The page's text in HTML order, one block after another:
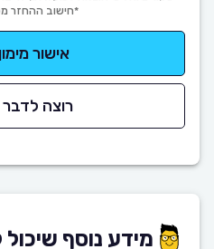
*חישוב ההחזר
אישור
רוצה לדבר
מידע נוסף שיכול